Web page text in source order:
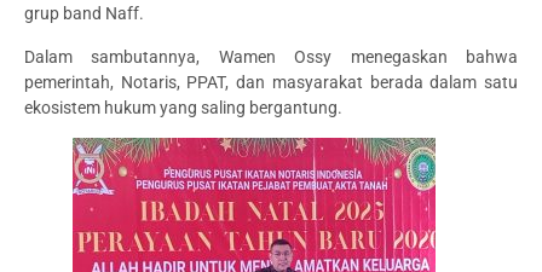
grup band Naff.
Dalam sambutannya, Wamen Ossy menegaskan bahwa
pemerintah, Notaris, PPAT, dan masyarakat berada dalam satu
ekosistem hukum yang saling bergantung.